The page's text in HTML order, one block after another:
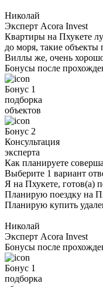
Николай
Эксперт Acora Invest
Квартиры на Пхукете
до моря, такие
Виллы же, очень
Бонусы после
Бонус 1
подборка
объектов
Бонус 2
Консультация
эксперта
Как планируете
Выберите 1 вариант
Я на Пхукете, готов(а)
Планирую поездку на
Планирую купить
Николай
Эксперт Acora Invest
Бонусы после
Бонус 1
подборка